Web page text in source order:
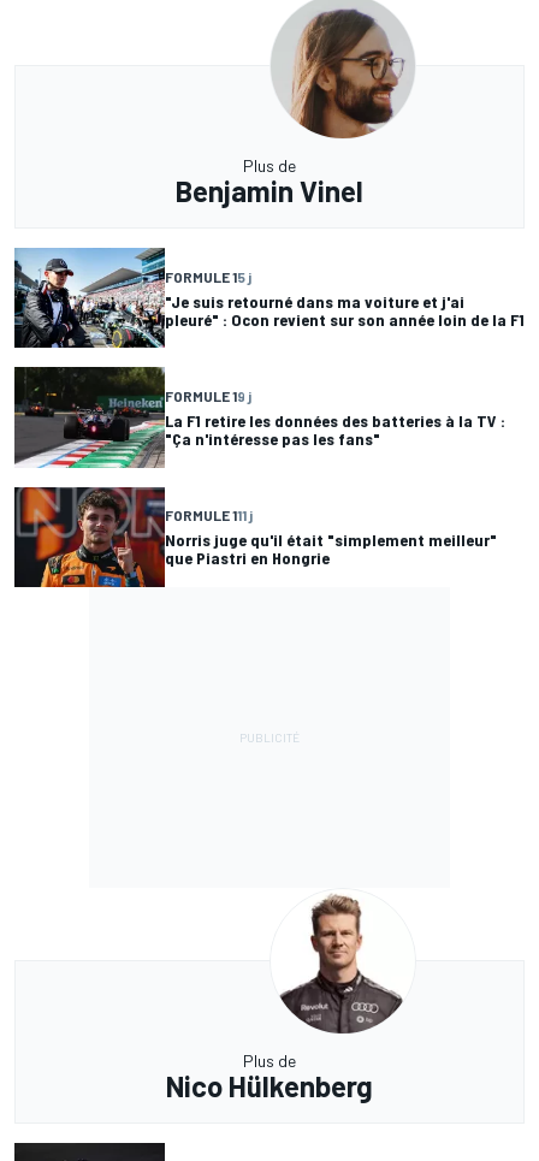
Plus de
Benjamin Vinel
FORMULE 15 j
"Je suis retourné dans ma voiture et j'ai
pleuré" : Ocon revient sur son année loin de la F1
FORMULE 19 j
La F1 retire les données des batteries à la TV :
"Ça n'intéresse pas les fans"
FORMULE 111 j
Norris juge qu'il était "simplement meilleur"
que Piastri en Hongrie
Plus de
Nico Hülkenberg